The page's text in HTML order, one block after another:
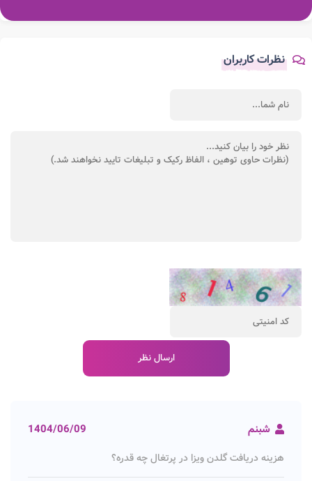
نظرات کاربران
شبنم 1404/06/09
هزینه دریافت گلدن ویزا در پرتغال چه قدره؟